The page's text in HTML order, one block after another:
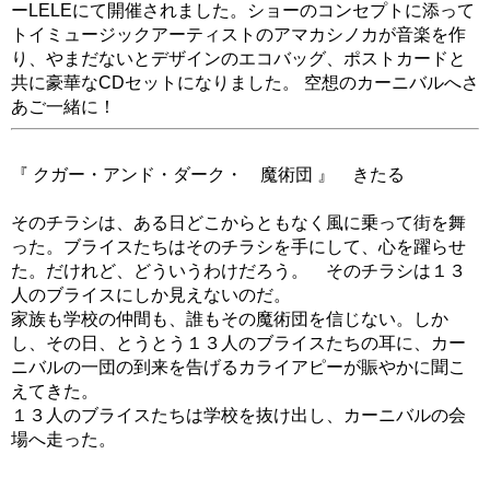
ーLELEにて開催されました。ショーのコンセプトに添って
トイミュージックアーティストのアマカシノカが音楽を作
り、やまだないとデザインのエコバッグ、ポストカードと
共に豪華なCDセットになりました。 空想のカーニバルへさ
あご一緒に！
『 クガー・アンド・ダーク・ 魔術団 』 きたる
そのチラシは、ある日どこからともなく風に乗って街を舞
った。ブライスたちはそのチラシを手にして、心を躍らせ
た。だけれど、どういうわけだろう。 そのチラシは１３
人のブライスにしか見えないのだ。
家族も学校の仲間も、誰もその魔術団を信じない。しか
し、その日、とうとう１３人のブライスたちの耳に、カー
ニバルの一団の到来を告げるカライアピーが賑やかに聞こ
えてきた。
１３人のブライスたちは学校を抜け出し、カーニバルの会
場へ走った。